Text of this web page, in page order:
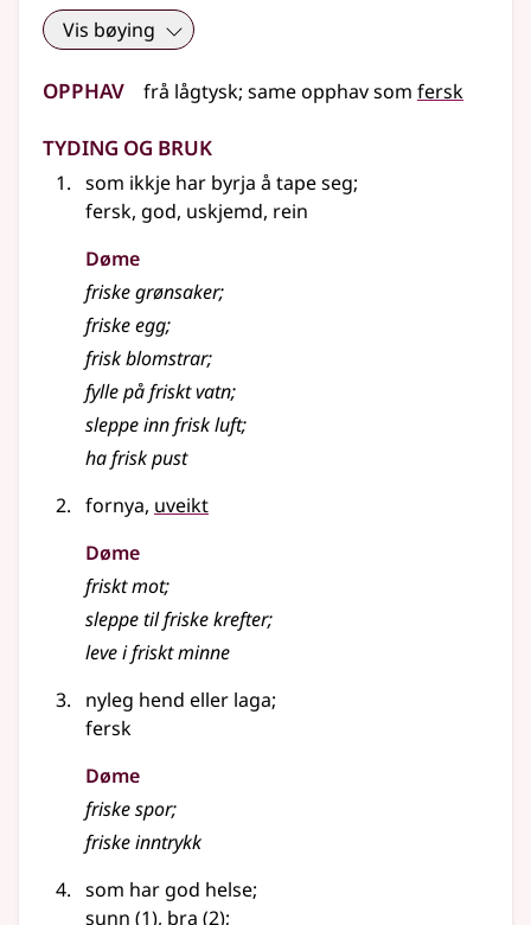
Vis bøying
Opphav frå lågtysk; same opphav som fersk
Tyding og bruk
som ikkje har byrja å tape seg;
fersk, god, uskjemd, rein
Døme
friske grønsaker;
friske egg;
frisk blomstrar;
fylle på friskt vatn;
sleppe inn frisk luft;
ha frisk pust
fornya, uveikt
Døme
friskt mot;
sleppe til friske krefter;
leve i friskt minne
nyleg hend eller laga;
fersk
Døme
friske spor;
friske inntrykk
som har god helse;
sunn (1), bra (2);